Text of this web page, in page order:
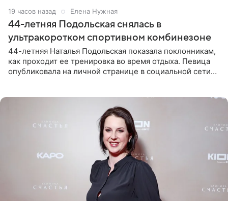
19 часов назад Елена Нужная
44-летняя Подольская снялась в
ультракоротком спортивном комбинезоне
44-летняя Наталья Подольская показала поклонникам,
как проходит ее тренировка во время отдыха. Певица
опубликовала на личной странице в социальной сети